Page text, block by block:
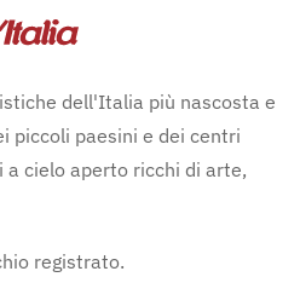
dell'Italia più nascosta e
piccoli paesini e dei centri
cielo aperto ricchi di arte,
registrato.